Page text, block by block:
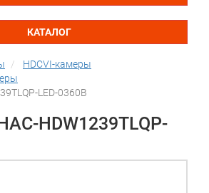
КАТАЛОГ
HDCVI-камеры
LED-0360B
HDW1239TLQP-